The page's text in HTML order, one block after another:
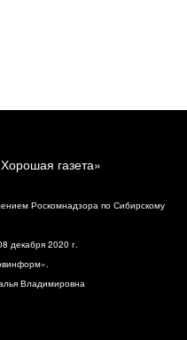
газета»
Роскомнадзора по Сибирскому
декабря 2020 г.
Владимировна